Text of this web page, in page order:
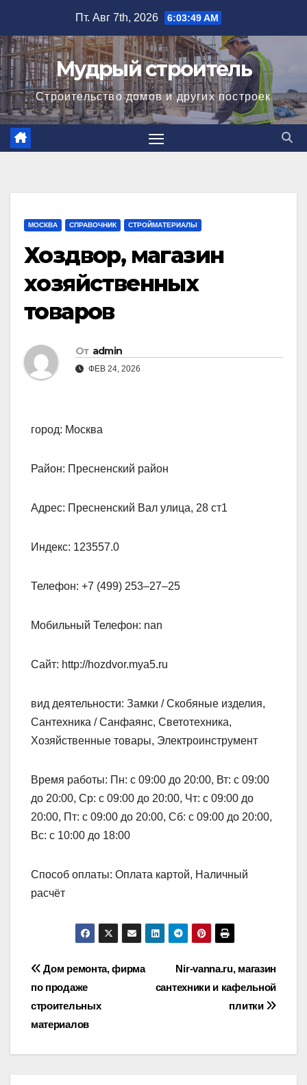
содержимому
Пт. Авг 7th, 2026 6:03:50 AM
Мудрый строитель
Строительство домов и других построек
МОСКВА СПРАВОЧНИК СТРОЙМАТЕРИАЛЫ
Хоздвор, магазин
хозяйственных
товаров
От admin
ФЕВ 24, 2026
город: Москва
Район: Пресненский район
Адрес: Пресненский Вал улица, 28 ст1
Индекс: 123557.0
Телефон: +7 (499) 253‒27‒25
Мобильный Телефон: nan
Сайт: http://hozdvor.mya5.ru
вид деятельности: Замки / Скобяные изделия,
Сантехника / Санфаянс, Светотехника,
Хозяйственные товары, Электроинструмент
Время работы: Пн: с 09:00 до 20:00, Вт: с 09:00
до 20:00, Ср: с 09:00 до 20:00, Чт: с 09:00 до
20:00, Пт: с 09:00 до 20:00, Сб: с 09:00 до 20:00,
Вс: с 10:00 до 18:00
Способ оплаты: Оплата картой, Наличный
расчёт
Навигация
по
записям
Nir-vanna.ru, магазин
сантехники и кафельной
плитки
Дом ремонта, фирма
по продаже
строительных
материалов